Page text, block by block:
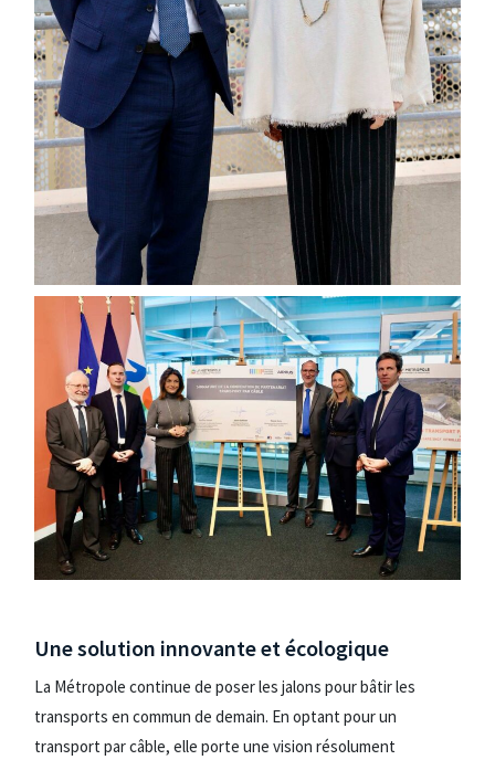
Une solution innovante et écologique
La Métropole continue de poser les jalons pour bâtir les
transports en commun de demain. En optant pour un
transport par câble, elle porte une vision résolument